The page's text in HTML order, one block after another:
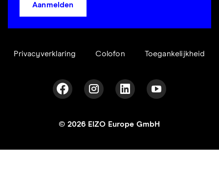
Aanmelden
Privacyverklaring Colofon Toegankelijkheid
© 2026 EIZO Europe GmbH